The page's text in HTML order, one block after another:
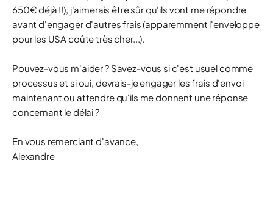
650€ déjà !!), j'aimerais être sûr qu'ils vont me répondre
avant d'engager d'autres frais (apparemment l'enveloppe
pour les USA coûte très cher...).
Pouvez-vous m'aider ? Savez-vous si c'est usuel comme
processus et si oui, devrais-je engager les frais d'envoi
maintenant ou attendre qu'ils me donnent une réponse
concernant le délai ?
En vous remerciant d'avance,
Alexandre